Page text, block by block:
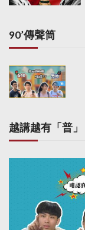
90’傳聲筒
越講越有「普」